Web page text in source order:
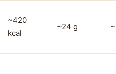
~420
kcal
~24 g